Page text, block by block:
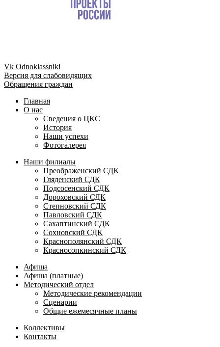
Vk Odnoklassniki
Версия для слабовидящих
Обращения граждан
Главная
О нас
Сведения о ЦКС
История
Наши успехи
Фотогалерея
Наши филиалы
Преображенский СДК
Гляденский СДК
Подсосенский СДК
Дороховский СДК
Степновский СДК
Павловский СДК
Сахаптинский СДК
Сохновский СДК
Краснополянский СДК
Красносопкинский СДК
Афиша
Афиша (платные)
Методический отдел
Методические рекомендации
Сценарии
Общие ежемесячные планы
Коллективы
Контакты